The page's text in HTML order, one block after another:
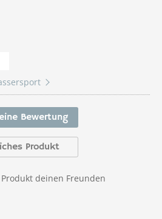
Bewertung
Produkt
deinen Freunden